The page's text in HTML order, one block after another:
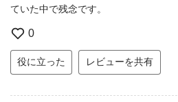
ていた中で残念です。
0
役に立った レビューを共有